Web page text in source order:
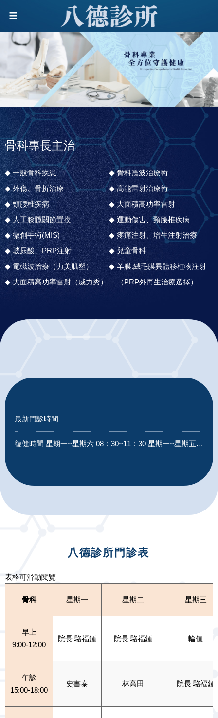
骨科專長主治
一般骨科疾患
外傷、骨折治療
頸腰椎疾病
人工膝髖關節置換
微創手術(MIS)
玻尿酸、PRP注射
電磁波治療（力美肌塑）
大面積高功率雷射（威力秀）
骨科震波治療術
高能雷射治療術
大面積高功率雷射
運動傷害、頸腰椎疾病
疼痛注射、增生注射治療
兒童骨科
羊膜.絨毛膜異體移植物注射
（PRP外再生治療選擇）
最新門診時間
復健時間 星期一~星期六 08：30~11：30 星期一~星期五 14：00~20：30
八德診所門診表
表格可滑動閱覽
骨科 星期一 星期二 星期三
早上
9:00-12:00
院長 駱福鍾 院長 駱福鍾 輪值
午診
15:00-18:00
史書泰 林高田 院長 駱福鍾